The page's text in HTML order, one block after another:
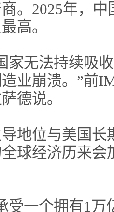
。2025年，
高。
家无法持续吸
业崩溃。”前
德说。
地位与美国
球经济历来
受一个拥有1